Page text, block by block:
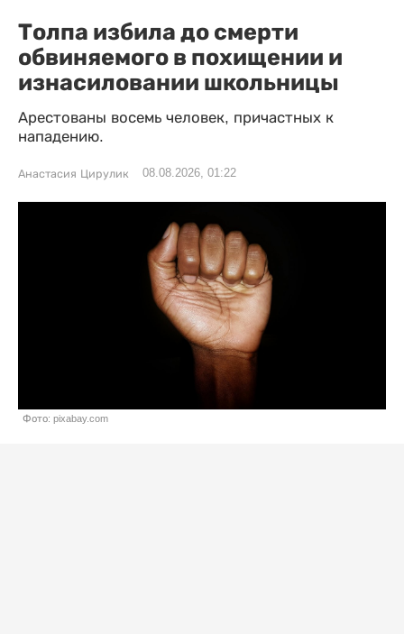
Толпа избила до смерти
обвиняемого в похищении и
изнасиловании школьницы
Арестованы восемь человек, причастных к
нападению.
Анастасия Цирулик 08.08.2026, 01:22
Фото: pixabay.com